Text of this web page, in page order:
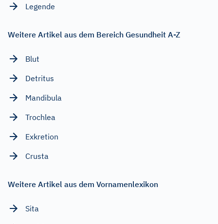
Legende
Weitere Artikel aus dem Bereich Gesundheit A-Z
Blut
Detritus
Mandibula
Trochlea
Exkretion
Crusta
Weitere Artikel aus dem Vornamenlexikon
Sita